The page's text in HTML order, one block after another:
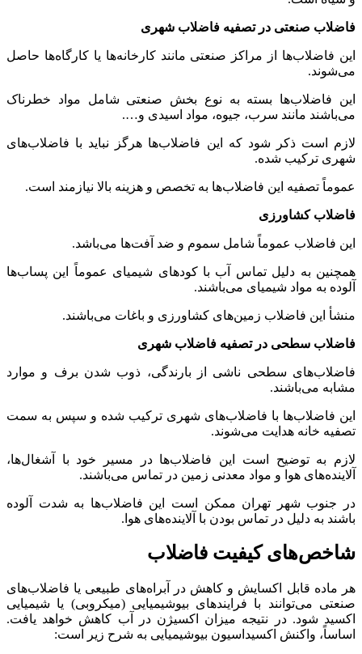
فاضلاب صنعتی در تصفیه فاضلاب شهری
این فاضلاب‌ها از مراکز صنعتی مانند کارخانه‌ها یا کارگاه‌ها حاصل
می‌شوند.
این فاضلاب‌ها بسته به نوع بخش صنعتی شامل مواد خطرناک
می‌باشند مانند سرب، جیوه، مواد اسیدی و….
لازم است ذکر شود که این فاضلاب‌ها هرگز نباید با فاضلاب‌های
شهری ترکیب شده.
عموماً تصفیه این فاضلاب‌ها به تخصص و هزینه بالا نیازمند است.
فاضلاب کشاورزی
این فاضلاب عموماً شامل سموم و ضد آفت‌ها می‌باشد.
همچنین به دلیل تماس آب با کودهای شیمیای عموماً این پساب‌ها
آلوده به مواد شیمیای می‌باشند.
منشأ این فاضلاب زمین‌های کشاورزی و باغات می‌باشند.
فاضلاب سطحی در تصفیه فاضلاب شهری
فاضلاب‌های سطحی ناشی از بارندگی، ذوب شدن برف و موارد
مشابه می‌باشند.
این فاضلاب‌ها با فاضلاب‌های شهری ترکیب شده و سپس به سمت
تصفیه خانه هدایت می‌شوند.
لازم به توضیح است این فاضلاب‌ها در مسیر خود با آشغال‌ها،
آلاینده‌های هوا و مواد معدنی زمین در تماس می‌باشند.
در جنوب شهر تهران ممکن است این فاضلاب‌ها به شدت آلوده
باشند به دلیل در تماس بودن با آلاینده‌های هوا.
شاخص‌های کیفیت فاضلاب
هر ماده قابل اکسایش و کاهش در آبراه‌های طبیعی یا فاضلاب‌های
صنعتی می‌توانند با فرایندهای بیوشیمیایی (میکروبی) یا شیمیایی
اکسید شود. در نتیجه میزان اکسیژن در آب کاهش خواهد یافت.
اساساً، واکنش اکسیداسیون بیوشیمیایی به شرح زیر است: